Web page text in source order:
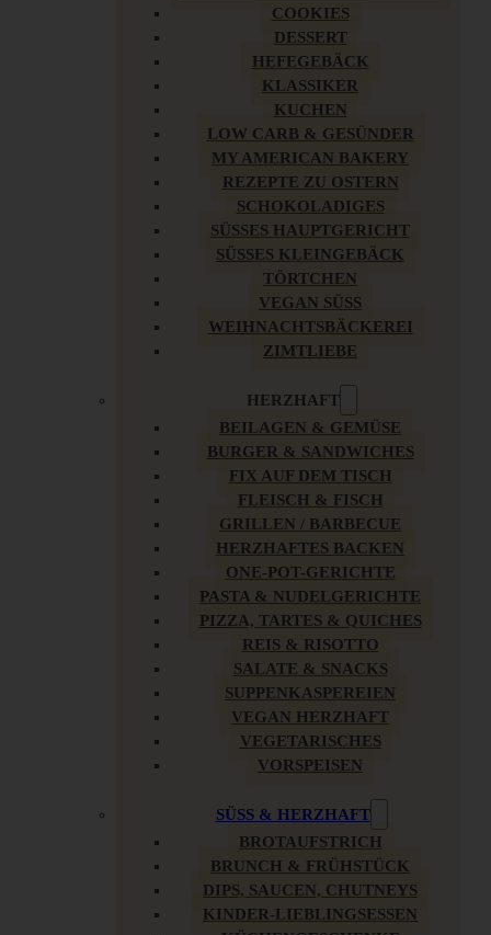
COOKIES
DESSERT
HEFEGEBÄCK
KLASSIKER
KUCHEN
LOW CARB & GESÜNDER
MY AMERICAN BAKERY
REZEPTE ZU OSTERN
SCHOKOLADIGES
SÜSSES HAUPTGERICHT
SÜSSES KLEINGEBÄCK
TÖRTCHEN
VEGAN SÜSS
WEIHNACHTSBÄCKEREI
ZIMTLIEBE
HERZHAFT
BEILAGEN & GEMÜSE
BURGER & SANDWICHES
FIX AUF DEM TISCH
FLEISCH & FISCH
GRILLEN / BARBECUE
HERZHAFTES BACKEN
ONE-POT-GERICHTE
PASTA & NUDELGERICHTE
PIZZA, TARTES & QUICHES
REIS & RISOTTO
SALATE & SNACKS
SUPPENKASPEREIEN
VEGAN HERZHAFT
VEGETARISCHES
VORSPEISEN
SÜSS & HERZHAFT
BROTAUFSTRICH
BRUNCH & FRÜHSTÜCK
DIPS, SAUCEN, CHUTNEYS
KINDER-LIEBLINGSESSEN